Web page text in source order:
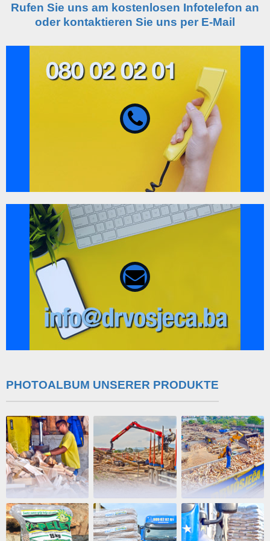
Rufen Sie uns am kostenlosen Infotelefon an
oder kontaktieren Sie uns per E-Mail
080 02 02 01
PHOTOALBUM UNSERER PRODUKTE